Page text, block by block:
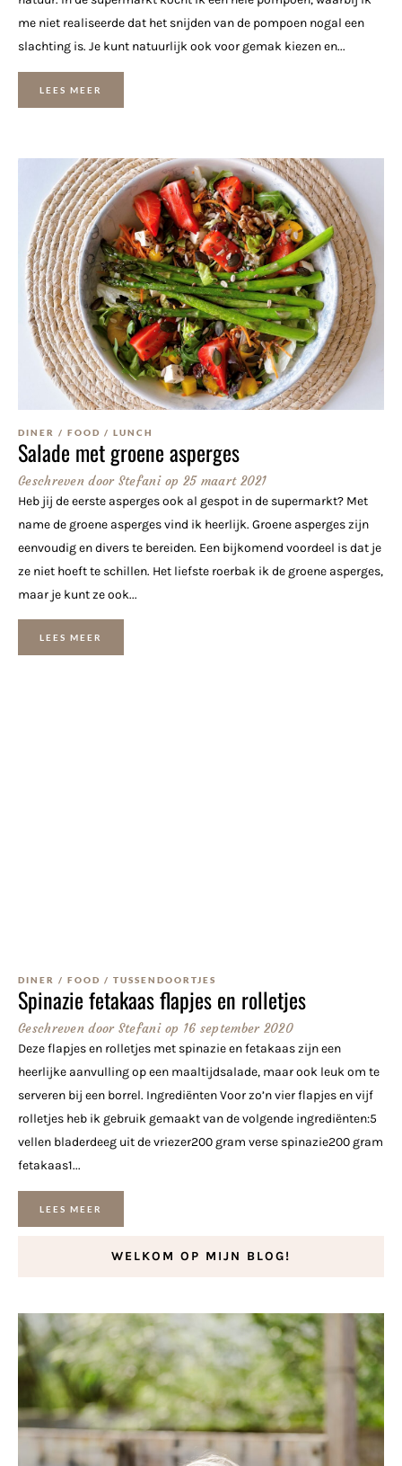
me niet realiseerde dat het snijden van de pompoen nogal een
slachting is. Je kunt natuurlijk ook voor gemak kiezen en...
LEES MEER
DINER / FOOD / LUNCH
Salade met groene asperges
Geschreven doorStefani op 25 maart 2021
Heb jij de eerste asperges ook al gespot in de supermarkt? Met
name de groene asperges vind ik heerlijk. Groene asperges zijn
eenvoudig en divers te bereiden. Een bijkomend voordeel is dat je
ze niet hoeft te schillen. Het liefste roerbak ik de groene asperges,
maar je kunt ze ook...
LEES MEER
DINER / FOOD / TUSSENDOORTJES
Spinazie fetakaas flapjes en rolletjes
Geschreven doorStefani op 16 september 2020
Deze flapjes en rolletjes met spinazie en fetakaas zijn een
heerlijke aanvulling op een maaltijdsalade, maar ook leuk om te
serveren bij een borrel. Ingrediënten Voor zo’n vier flapjes en vijf
rolletjes heb ik gebruik gemaakt van de volgende ingrediënten:5
vellen bladerdeeg uit de vriezer200 gram verse spinazie200 gram
fetakaas1...
LEES MEER
WELKOM OP MIJN BLOG!